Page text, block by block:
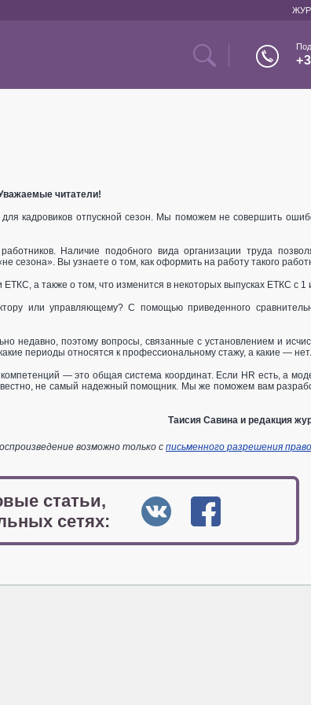
читатели!
кадровиков отпускной сезон. Мы поможем не совершить
Наличие подобного вида организации труда
сезона». Вы узнаете о том, как оформить на работу такого
а также о том, что изменится в некоторых выпусках ЕТКС с
или управляющему? С помощью приведенного
недавно, поэтому вопросы, связанные с установлением и
периоды относятся к профессиональному стажу, а какие — нет.
— это общая система координат. Если HR есть, а
не самый надежный помощник. Мы же поможем вам
Таисия Савина и редакция
возможно только с письменного разрешения
статьи,
сетях: